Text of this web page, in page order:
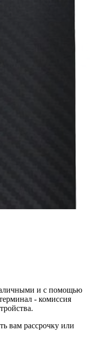
и с помощью
- комиссия
вам рассрочку или